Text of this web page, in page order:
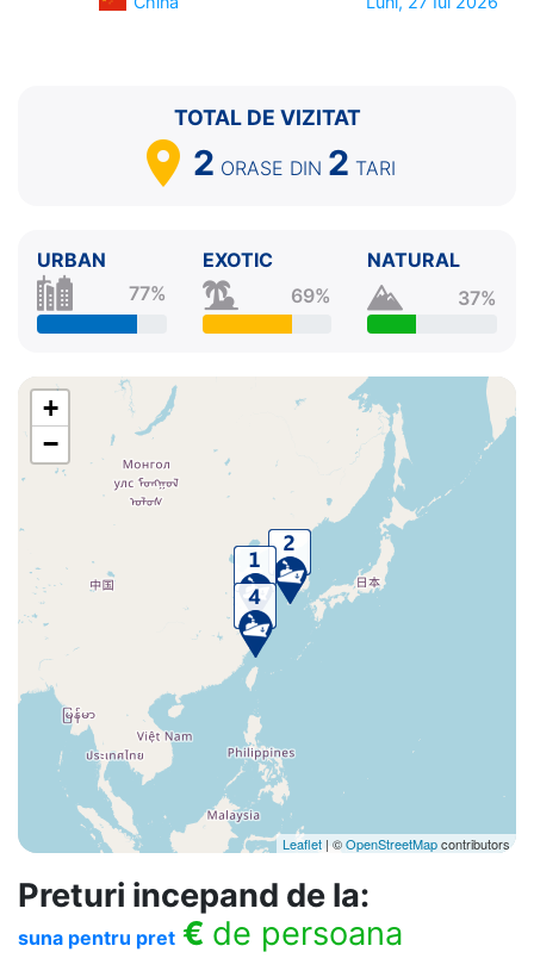
Ziua | Portul | Sosire - Plecare
----------------------------------------
Shanghai (Baoshan) China ⚓ - 16:30
3. Zi de navigare pe Mare
0:00 - 0:00
4. Shanghai (Baoshan) China 07:00 - ⚓
TOTAL DE VIZITAT
2 ORASE DIN 2 TARI
URBAN
77%
EXOTIC
69%
NATURAL
37%
+
−
Leaflet | ©OpenStreetMapcontributors
Preturi incepand de la:
suna pentru pret € de persoana